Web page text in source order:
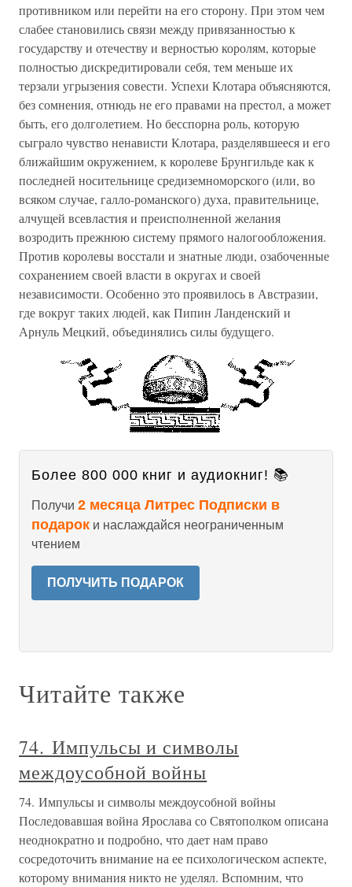
противником или перейти на его сторону. При этом чем
слабее становились связи между привязанностью к
государству и отечеству и верностью королям, которые
полностью дискредитировали себя, тем меньше их
терзали угрызения совести. Успехи Клотара объясняются,
без сомнения, отнюдь не его правами на престол, а может
быть, его долголетием. Но бесспорна роль, которую
сыграло чувство ненависти Клотара, разделявшееся и его
ближайшим окружением, к королеве Брунгильде как к
последней носительнице средиземноморского (или, во
всяком случае, галло-романского) духа, правительнице,
алчущей всевластия и преисполненной желания
возродить прежнюю систему прямого налогообложения.
Против королевы восстали и знатные люди, озабоченные
сохранением своей власти в округах и своей
независимости. Особенно это проявилось в Австразии,
где вокруг таких людей, как Пипин Ланденский и
Арнуль Мецкий, объединялись силы будущего.
Более 800 000 книг и аудиокниг! 📚
Получи 2 месяца Литрес Подписки в
подарок и наслаждайся неограниченным
чтением
ПОЛУЧИТЬ ПОДАРОК
Читайте также
74. Импульсы и символы
междоусобной войны
74. Импульсы и символы междоусобной войны
Последовавшая война Ярослава со Святополком описана
неоднократно и подробно, что дает нам право
сосредоточить внимание на ее психологическом аспекте,
которому внимания никто не уделял. Вспомним, что